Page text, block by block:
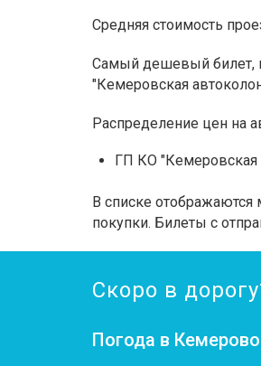
Средняя стоимость
Самый дешевый билет,
"Кемеровская
Распределение цен на
ГП КО "Кемеровская
В списке
покупки. Билеты с
Скоро в
Погода в